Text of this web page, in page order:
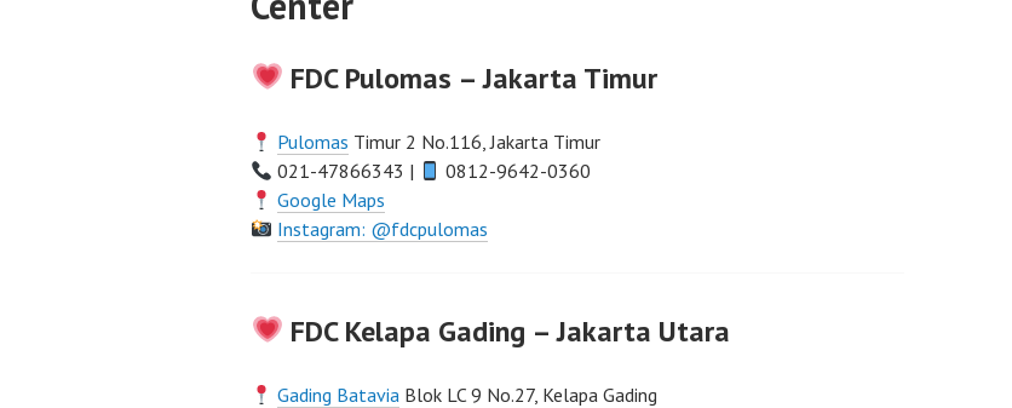
FDC Pulomas – Jakarta Timur
Pulomas Timur 2 No.116, Jakarta Timur
021-47866343 |
0812-9642-0360
Google Maps
Instagram: @fdcpulomas
FDC Kelapa Gading – Jakarta Utara
Gading Batavia Blok LC 9 No.27, Kelapa Gading